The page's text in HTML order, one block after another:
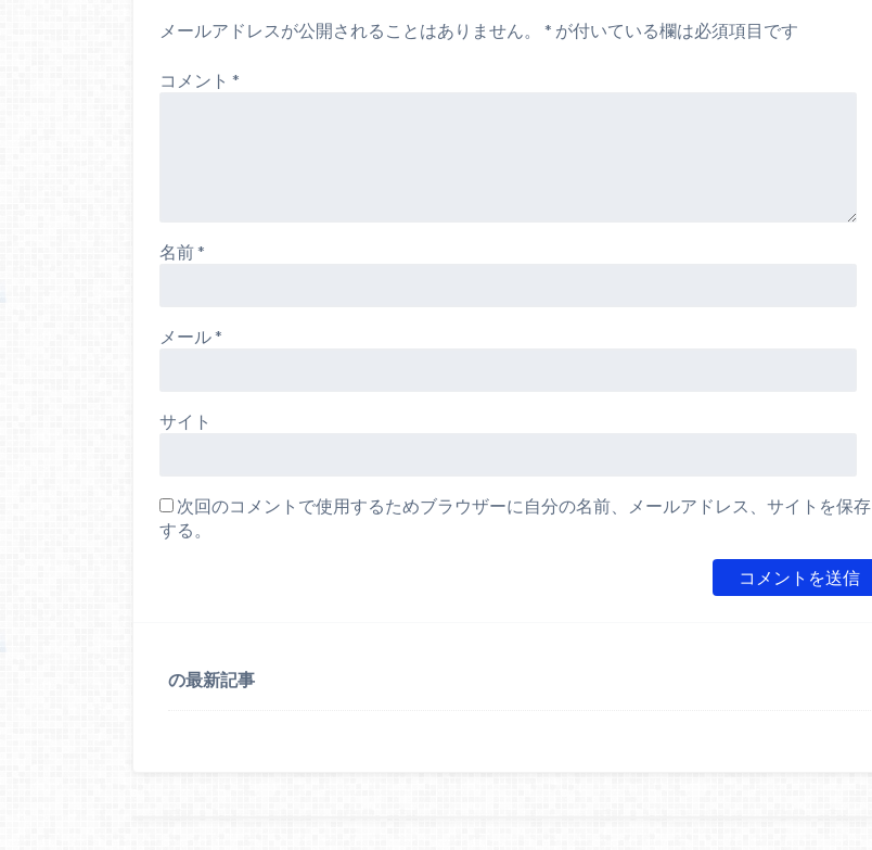
メールアドレスが公開されることはありません。 * が付いている欄は必須項目です
コメント *
名前*
メール*
サイト
次回のコメントで使用するためブラウザーに自分の名前、メールアドレス、サイトを保存
する。
の最新記事